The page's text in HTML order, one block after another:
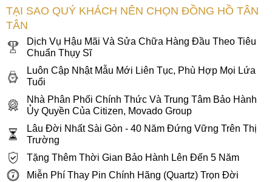
TẠI SAO QUÝ KHÁCH NÊN CHỌN ĐỒNG HỒ TÂN
TÂN
Dịch Vụ Hậu Mãi Và Sửa Chữa Hàng Đầu Theo Tiêu
Chuẩn Thụy Sĩ
Luôn Cập Nhật Mẫu Mới Liên Tục, Phù Hợp Mọi Lứa
Tuổi
Nhà Phân Phối Chính Thức Và Trung Tâm Bảo Hành
Ủy Quyền Của Citizen, Movado Group
Lâu Đời Nhất Sài Gòn - 40 Năm Đứng Vững Trên Thị
Trường
Tặng Thêm Thời Gian Bảo Hành Lên Đến 5 Năm
Miễn Phí Thay Pin Chính Hãng (Quartz) Trọn Đời